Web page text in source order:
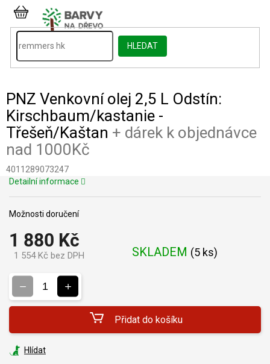
Přejít
obsah
HLEDAT
NÁKUPNÍ
KOŠÍK
PNZ Venkovní olej 2,5 L Odstín:
Kirschbaum/kastanie -
Třešeň/Kaštan + dárek k objednávce
nad 1000Kč
4011289073247
1 880 Kč
1 554 Kč bez DPH SKLADEM (5 ks)
Možnosti doručení
Přidat do košíku
Detailní informace
Hlídat